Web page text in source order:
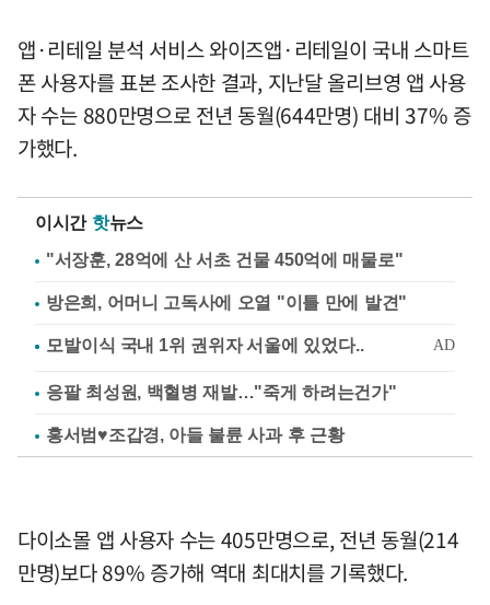
앱·리테일 분석 서비스 와이즈앱·리테일이 국내 스마트
폰 사용자를 표본 조사한 결과, 지난달 올리브영 앱 사용
자 수는 880만명으로 전년 동월(644만명) 대비 37% 증
가했다.
이시간 핫뉴스
"서장훈, 28억에 산 서초 건물 450억에 매물로"
방은희, 어머니 고독사에 오열 "이틀 만에 발견"
응팔 최성원, 백혈병 재발…"죽게 하려는건가"
홍서범♥조갑경, 아들 불륜 사과 후 근황
다이소몰 앱 사용자 수는 405만명으로, 전년 동월(214
만명)보다 89% 증가해 역대 최대치를 기록했다.